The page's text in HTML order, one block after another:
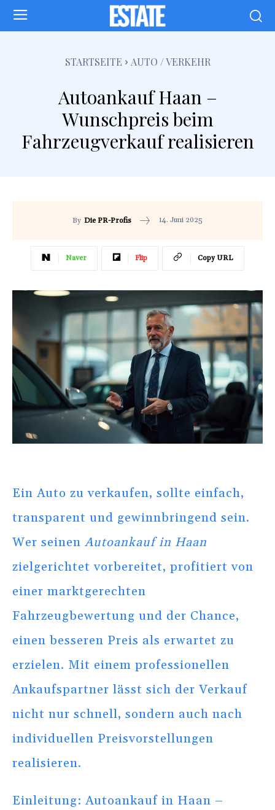
STARTSEITE AUTO / VERKEHR
Autoankauf Haan –
Wunschpreis beim
Fahrzeugverkauf realisieren
By Die PR-Profis 14. Juni 2025
Naver Flip Copy URL
Ein Auto zu verkaufen, sollte einfach,
transparent und gewinnbringend sein.
Wer seinen Autoankauf in Haan
zielgerichtet vorbereitet, profitiert von
einer marktgerechten
Fahrzeugbewertung und der Chance,
einen besseren Preis als erwartet zu
erzielen. Mit einem professionellen
Ankaufspartner lässt sich der Verkauf
nicht nur schnell, sondern auch nach
individuellen Preisvorstellungen
realisieren.
Einleitung: Autoankauf in Haan –